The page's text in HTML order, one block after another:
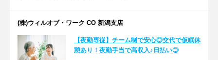
(株)ウィルオブ・ワーク CO 新潟支店
【夜勤専従】チーム制で安心◎交代で仮眠休
憩あり！夜勤手当で高収入♪日払い◎